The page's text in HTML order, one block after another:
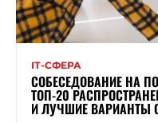
ІТ-СФЕРА
СОБЕСЕДОВАНИЕ НА
ТОП-20
И ЛУЧШИЕ ВАРИАНТЫ